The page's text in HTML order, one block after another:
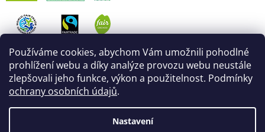
Používáme cookies, abychom Vám umožnili pohodlné
prohlížení webu a díky analýze provozu webu neustále
zlepšovali jeho funkce, výkon a použitelnost. Podmínky
ochrany osobních údajů.
Nastavení